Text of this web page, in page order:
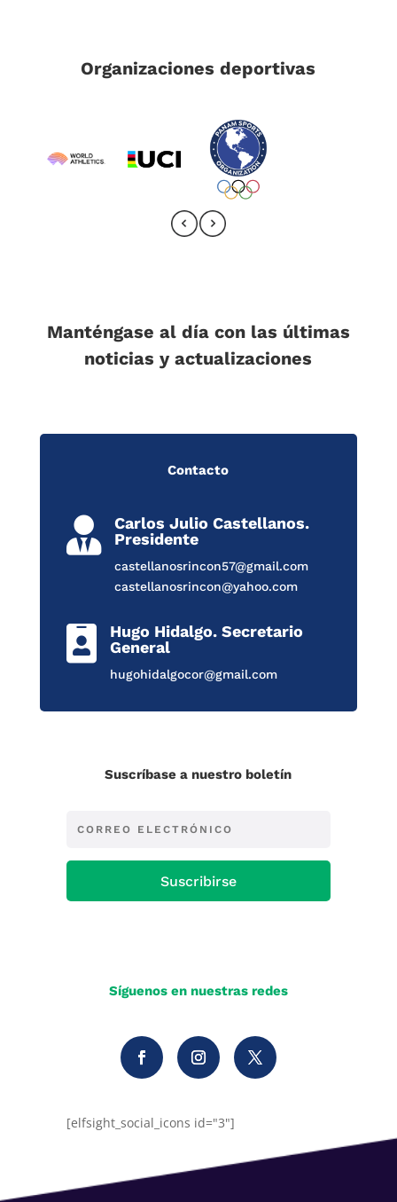
Organizaciones deportivas
Manténgase al día con las últimas
noticias y actualizaciones
Contacto

Carlos Julio Castellanos.
Presidente
castellanosrincon57@gmail.com
castellanosrincon@yahoo.com

Hugo Hidalgo. Secretario
General
hugohidalgocor@gmail.com
Suscríbase a nuestro boletín
Suscribirse
Síguenos en nuestras redes
[elfsight_social_icons id="3"]